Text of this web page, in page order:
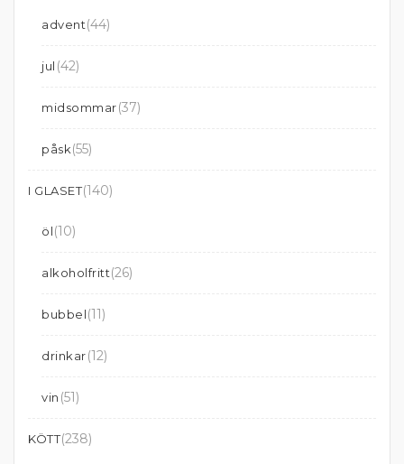
advent(44)
jul (42)
midsommar(37)
påsk(55)
I GLASET(140)
öl(10)
alkoholfritt(26)
bubbel(11)
drinkar(12)
vin (51)
KÖTT(238)